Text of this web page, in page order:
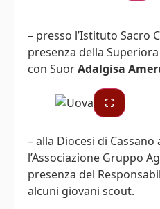
– presso l’Istituto Sacro
presenza della
con SuorAdalgisa
– alla Diocesi di
l’Associazione Gruppo
presenza del
alcuni giovani scout.